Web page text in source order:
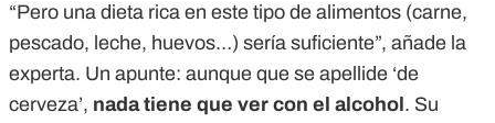
“Pero una dieta rica en este tipo de alimentos (carne,
pescado, leche, huevos…) sería suficiente”, añade la
experta. Un apunte: aunque que se apellide ‘de
cerveza’, nada tiene que ver con el alcohol . Su